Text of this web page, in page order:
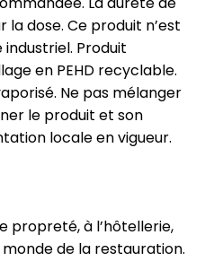
la dose. Ce produit n’est
Produit
en PEHD recyclable.
Ne pas mélanger
le produit et son
locale en vigueur.
propreté, à l’hôtellerie,
de la restauration.